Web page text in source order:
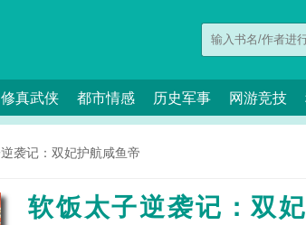
修真武侠 都市情感 历史军事 网游竞技
袭记：双妃护航咸鱼帝
软饭太子逆袭记：双